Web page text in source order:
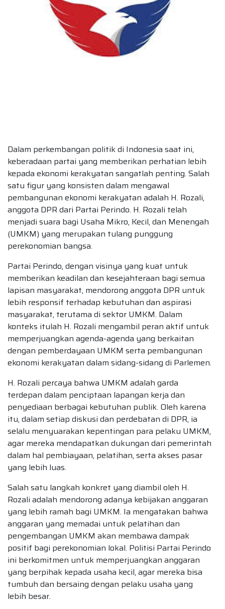
Dalam perkembangan politik di Indonesia saat ini,
keberadaan partai yang memberikan perhatian lebih
kepada ekonomi kerakyatan sangatlah penting. Salah
satu figur yang konsisten dalam mengawal
pembangunan ekonomi kerakyatan adalah H. Rozali,
anggota DPR dari Partai Perindo. H. Rozali telah
menjadi suara bagi Usaha Mikro, Kecil, dan Menengah
(UMKM) yang merupakan tulang punggung
perekonomian bangsa.
Partai Perindo, dengan visinya yang kuat untuk
memberikan keadilan dan kesejahteraan bagi semua
lapisan masyarakat, mendorong anggota DPR untuk
lebih responsif terhadap kebutuhan dan aspirasi
masyarakat, terutama di sektor UMKM. Dalam
konteks itulah H. Rozali mengambil peran aktif untuk
memperjuangkan agenda-agenda yang berkaitan
dengan pemberdayaan UMKM serta pembangunan
ekonomi kerakyatan dalam sidang-sidang di Parlemen.
H. Rozali percaya bahwa UMKM adalah garda
terdepan dalam penciptaan lapangan kerja dan
penyediaan berbagai kebutuhan publik. Oleh karena
itu, dalam setiap diskusi dan perdebatan di DPR, ia
selalu menyuarakan kepentingan para pelaku UMKM,
agar mereka mendapatkan dukungan dari pemerintah
dalam hal pembiayaan, pelatihan, serta akses pasar
yang lebih luas.
Salah satu langkah konkret yang diambil oleh H.
Rozali adalah mendorong adanya kebijakan anggaran
yang lebih ramah bagi UMKM. Ia mengatakan bahwa
anggaran yang memadai untuk pelatihan dan
pengembangan UMKM akan membawa dampak
positif bagi perekonomian lokal. Politisi Partai Perindo
ini berkomitmen untuk memperjuangkan anggaran
yang berpihak kepada usaha kecil, agar mereka bisa
tumbuh dan bersaing dengan pelaku usaha yang
lebih besar.